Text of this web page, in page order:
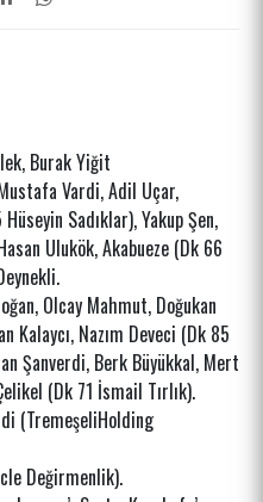
Burak Yiğit
Vardi, Adil Uçar,
Sadıklar), Yakup Şen,
Ulukök, Akabueze (Dk 66
Olcay Mahmut, Doğukan
Kalaycı, Nazım Deveci (Dk 85
Şanverdi, Berk Büyükkal, Mert
(Dk 71 İsmail Tırlık).
(TremeşeliHolding
Değirmenlik).